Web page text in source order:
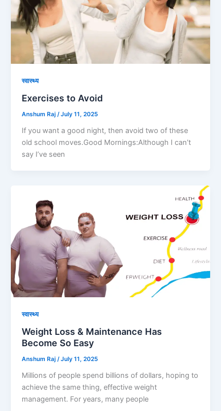
स्वास्थ्य
Exercises to Avoid
Anshum Raj /July 11, 2025
If you want a good night, then avoid two of these
old school moves.Good Mornings:Although I can’t
say I’ve seen
स्वास्थ्य
Weight Loss & Maintenance Has
Become So Easy
Anshum Raj /July 11, 2025
Millions of people spend billions of dollars, hoping to
achieve the same thing, effective weight
management. For years, many people